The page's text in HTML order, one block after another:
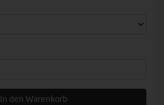
In den Warenkorb